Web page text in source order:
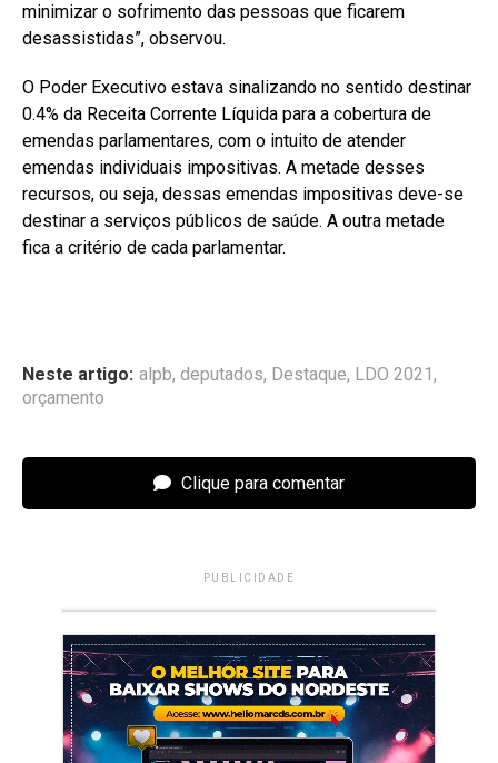
minimizar o sofrimento das pessoas que ficarem
desassistidas”, observou.
O Poder Executivo estava sinalizando no sentido destinar
0.4% da Receita Corrente Líquida para a cobertura de
emendas parlamentares, com o intuito de atender
emendas individuais impositivas. A metade desses
recursos, ou seja, dessas emendas impositivas deve-se
destinar a serviços públicos de saúde. A outra metade
fica a critério de cada parlamentar.
Neste artigo: alpb, deputados, Destaque, LDO 2021,
orçamento
Clique para comentar
PUBLICIDADE